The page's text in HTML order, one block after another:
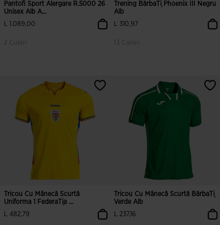
Pantofi Sport Alergare R.5000 26
Unisex Alb A...
L 1.089,00
2 Culori
Trening BărbaȚi Phoenix III Negru
Alb
L 310,97
13 Culori
Tricou Cu Mânecă Scurtă
Uniforma 1 FederaȚia ...
L 482,79
Tricou Cu Mânecă Scurtă BărbaȚi
Verde Alb
L 237,16